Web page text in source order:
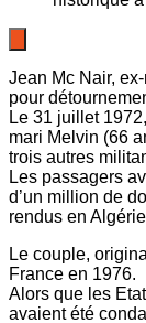
Jean Mc Nair,
pour
Le 31 juillet
mari Melvin (66
trois autres
Les passagers
d’un million de
rendus en
Le couple,
France en 1976.
Alors que les
avaient été